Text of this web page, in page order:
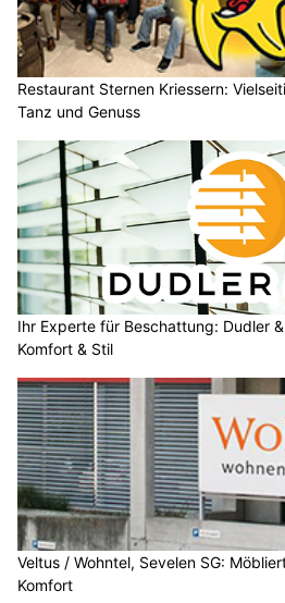
Restaurant Sternen Kriessern:
Tanz und Genuss
Ihr Experte für Beschattung: Dudler
Komfort & Stil
Veltus / Wohntel, Sevelen SG:
Komfort